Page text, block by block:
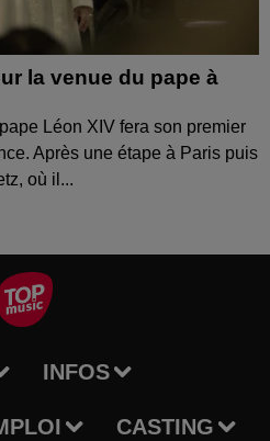
la venue du pape à
Léon XIV fera son premier
Après une étape à Paris puis
où il...
INFOS
CASTING